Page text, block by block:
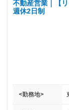
不動産営業｜【
週休2日制
<勤務地>